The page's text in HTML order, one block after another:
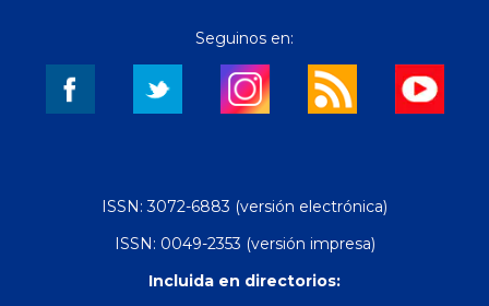
Seguinos en:
ISSN: 3072-6883 (versión electrónica)
ISSN: 0049-2353 (versión impresa)
Incluida en directorios: